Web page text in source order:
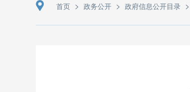
首页 > 政务公开 > 政府信息公开目录 >